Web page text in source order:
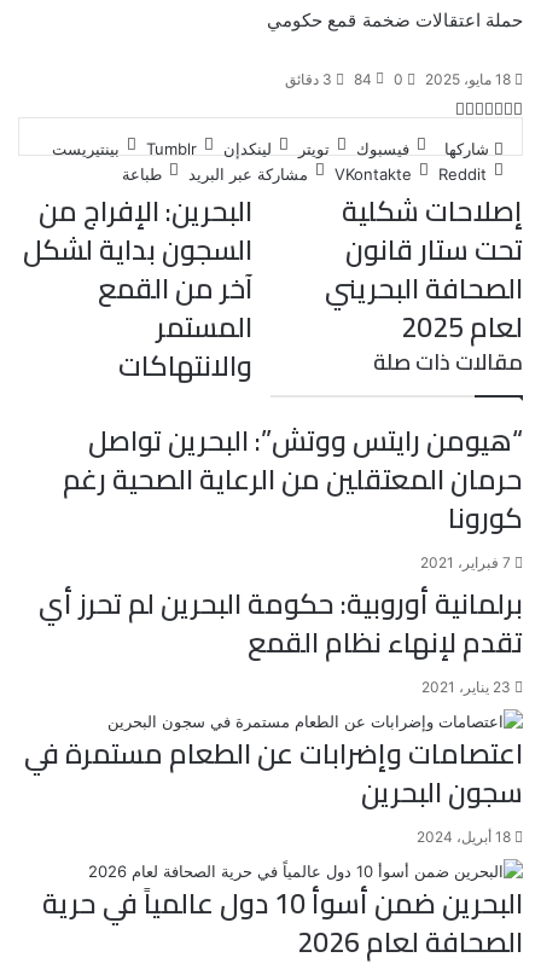
حملة اعتقالات ضخمة قمع حكومي
18 مايو، 2025 0
84
ف
س
و
ك
ت
و
ي
ر
ل
ن
د
ن
T
u
b
r
ب
ن
ي
ي
س
ت
R
e
d
t
و
ت
ا
ب
شاركها فيسبوك تويتر لينكدإن
بينتيريست
مشاركة عبر البريد طباعة
إصلاحات شكلية
تحت ستار قانون
الصحافة البحريني
لعام 2025
البحرين: الإفراج من
السجون بداية لشكل
آخر من القمع
المستمر
والانتهاكات مقالات ذات صلة
“هيومن رايتس ووتش”: البحرين تواصل
حرمان المعتقلين من الرعاية الصحية رغم
كورونا
7 فبراير، 2021
برلمانية أوروبية: حكومة البحرين لم تحرز أي
تقدم لإنهاء نظام القمع
23 يناير، 2021
اعتصامات وإضرابات عن الطعام مستمرة في
سجون البحرين
18 أبريل، 2024
البحرين ضمن أسوأ 10 دول عالمياً في حرية
الصحافة لعام 2026